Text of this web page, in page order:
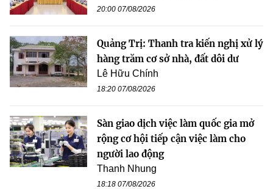
20:00 07/08/2026
Quảng Trị: Thanh tra kiến nghị xử lý
hàng trăm cơ sở nhà, đất dôi dư
Lê Hữu Chính
18:20 07/08/2026
Sàn giao dịch việc làm quốc gia mở
rộng cơ hội tiếp cận việc làm cho
người lao động
Thanh Nhung
18:18 07/08/2026